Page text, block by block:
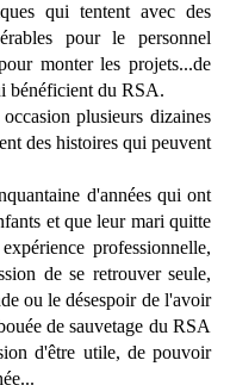
qui tentent avec des
pour le personnel
monter les projets...de
bénéficient du RSA.
plusieurs dizaines
des histoires qui peuvent
d'années qui ont
et que leur mari quitte
professionnelle,
de se retrouver seule,
ou le désespoir de l'avoir
de sauvetage du RSA
d'être utile, de pouvoir